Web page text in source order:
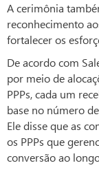
A cerimônia
reconhecimento
fortalecer os
De acordo com
por meio de
PPPs, cada um
base no número
Ele disse que as
os PPPs que
conversão ao